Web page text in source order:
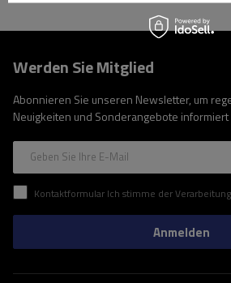
Werden Sie Mitglied
Abonnieren Sie unseren Newsletter, um
Neuigkeiten und Sonderangebote
Geben Sie Ihre E-Mail
Kontaktformular Ich stimme der Verarbeitung meiner im Kontaktformular enthaltenen personenbezogenen Daten gemäß
Anmelden